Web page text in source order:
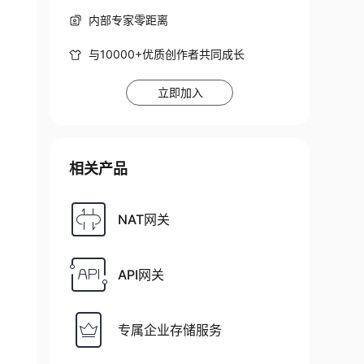
内部专家零距离
与10000+优质创作者共同成长
立即加入
相关产品
NAT网关
API网关
专属企业存储服务